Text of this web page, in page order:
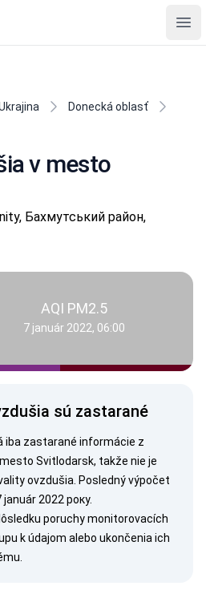
Donecká oblasť
v mesto
Бахмутський район,
AQI PM2.5
7 január 2022, 06:00
sú zastarané
iba zastarané informácie z
Svitlodarsk, takže nie je
ovzdušia. Posledný výpočet
2022 року.
poruchy monitorovacích
k údajom alebo ukončenia ich